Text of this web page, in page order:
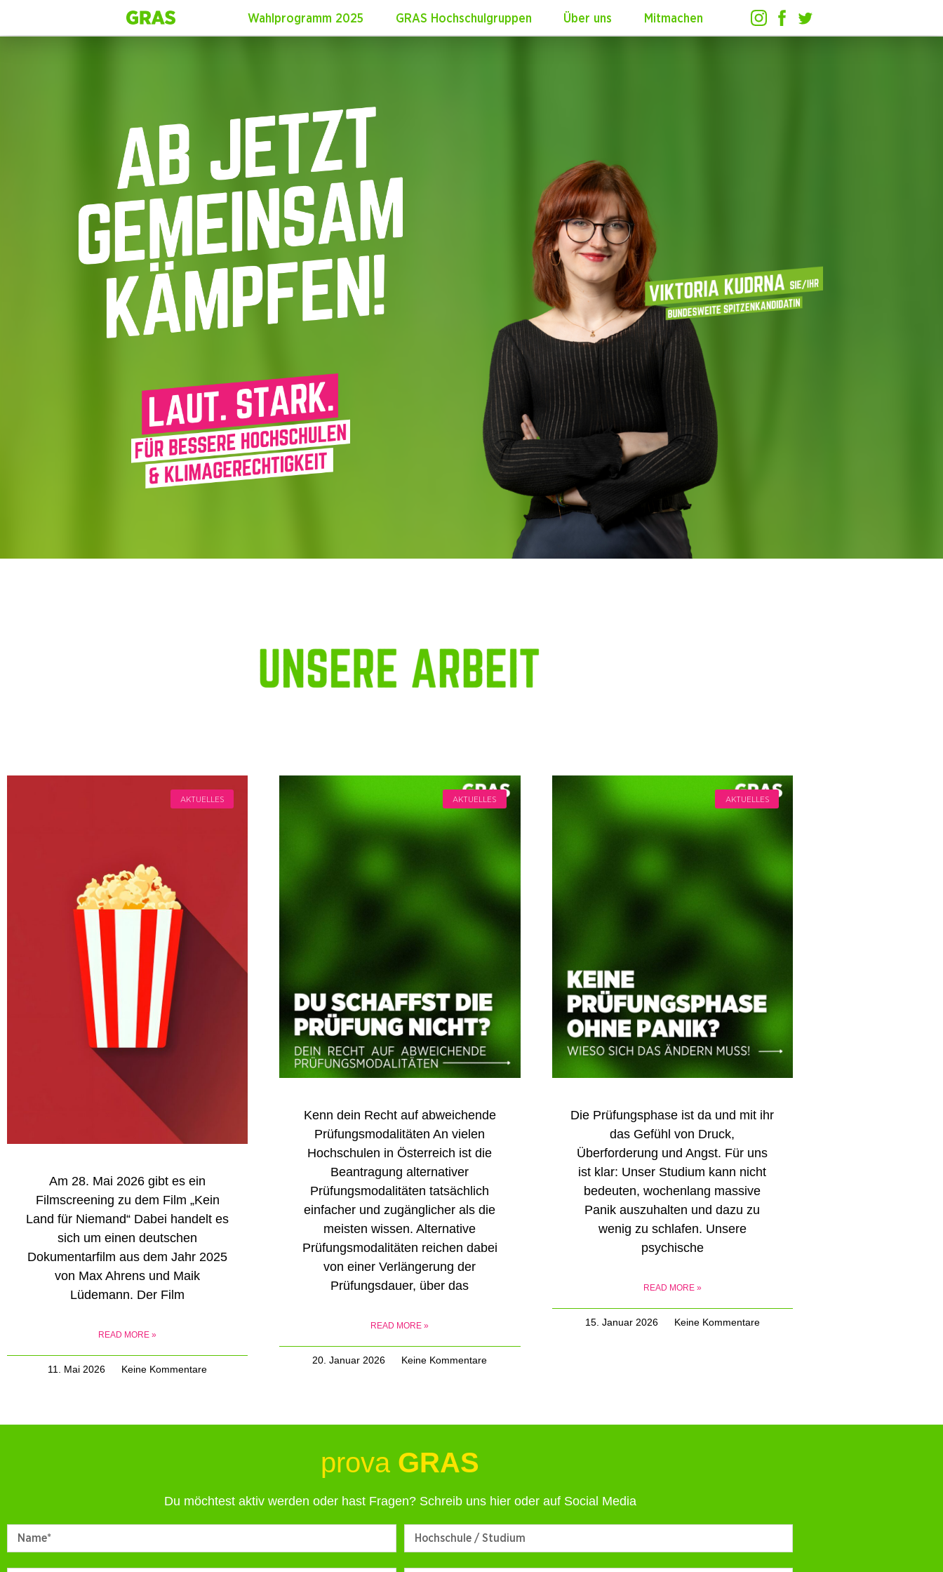
Wahlprogramm 2025 GRAS Hochschulgruppen Über uns Mitmachen
AKTUELLES
Am 28. Mai 2026 gibt es ein
Filmscreening zu dem Film „Kein
Land für Niemand“ Dabei handelt es
sich um einen deutschen
Dokumentarfilm aus dem Jahr 2025
von Max Ahrens und Maik
Lüdemann. Der Film
READ MORE »
11. Mai 2026 Keine Kommentare
AKTUELLES
Kenn dein Recht auf abweichende
Prüfungsmodalitäten An vielen
Hochschulen in Österreich ist die
Beantragung alternativer
Prüfungsmodalitäten tatsächlich
einfacher und zugänglicher als die
meisten wissen. Alternative
Prüfungsmodalitäten reichen dabei
von einer Verlängerung der
Prüfungsdauer, über das
READ MORE »
20. Januar 2026 Keine Kommentare
AKTUELLES
Die Prüfungsphase ist da und mit ihr
das Gefühl von Druck,
Überforderung und Angst. Für uns
ist klar: Unser Studium kann nicht
bedeuten, wochenlang massive
Panik auszuhalten und dazu zu
wenig zu schlafen. Unsere
psychische
READ MORE »
15. Januar 2026 Keine Kommentare
pr obiere
GRAS
Du möchtest aktiv werden oder hast Fragen? Schreib uns hier oder auf Social Media